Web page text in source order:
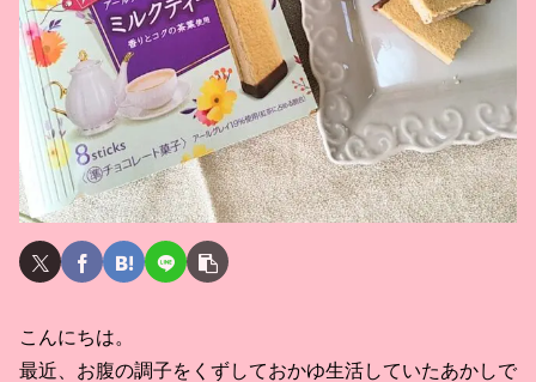
こんにちは。
最近、お腹の調子をくずしておかゆ生活していたあかしで